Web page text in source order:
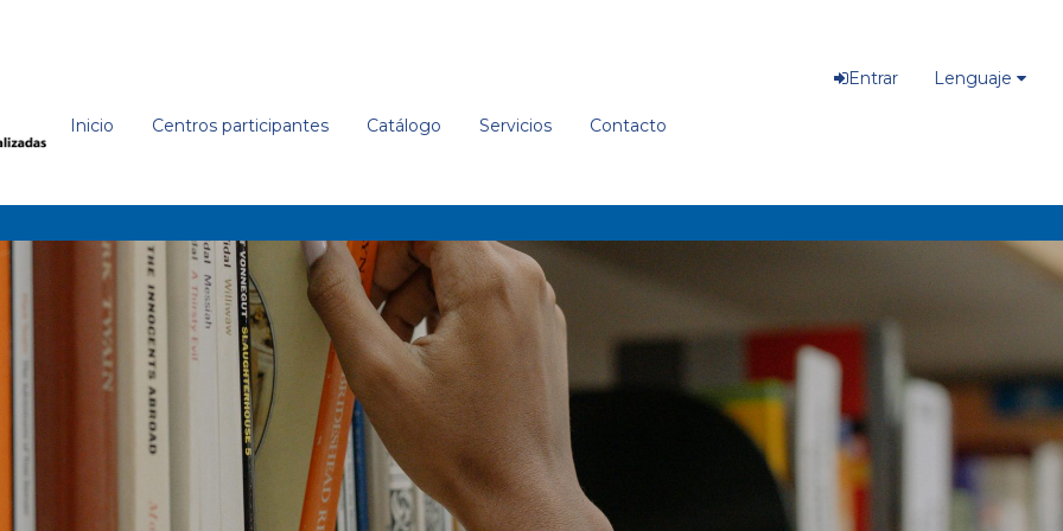
Inicio Centros participantes Catálogo Servicios Contacto
Entrar Lenguaje